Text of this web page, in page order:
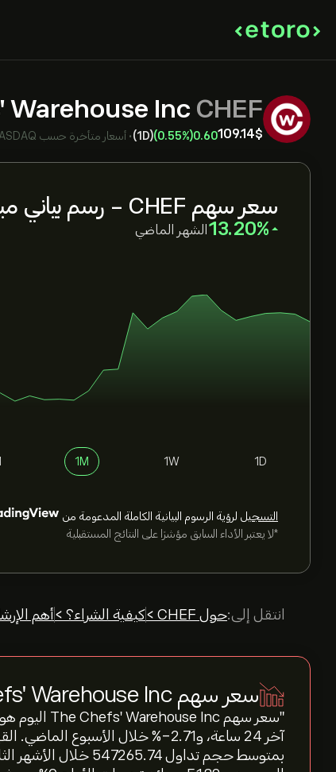
Warehouse Inc CHEF
109.14‎$‎
0.60
(0.55%)
(1D)
• أسعار متأخرة حسب
سعر سهم CHEF - رسم بياني مباشر
‎13.20‎ الشهر الماضي
1D
1W
1M
التسجيل لرؤية الرسوم البيانية الكاملة المدعومة من
*لا يعتبر الأداء السابق مؤشرًا على النتائج المستقبلية
انتقل إلى:حول CHEF > كيفية الشراء؟ >أهم
سعر سهم The Chefs' Warehouse Inc